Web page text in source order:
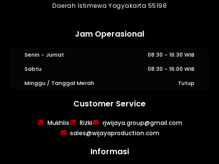
WIJAYA PRODUCTION
Daerah Istimewa Yogyakarta 55198
Jam Operasional
Senin - Jumat
08:30 - 16:30 WIB
Sabtu
08:30 - 16:00 WIB
Minggu / Tanggal Merah
Tutup
Customer Service
Mukhlis Rizki
rjwijaya.group@gmail.com
sales@wijayaproduction.com
Informasi